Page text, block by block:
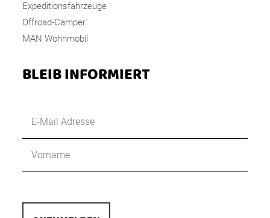
Expeditionsfahrzeuge
Offroad-Camper
MAN Wohnmobil
BLEIB INFORMIERT